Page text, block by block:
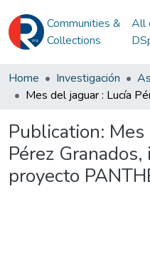
Communities &
Collections
All
Home Investigación
Publication:
Pérez
proyecto